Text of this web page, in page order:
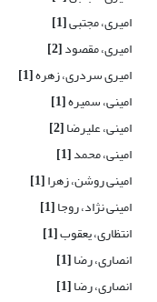
امیری، مجتبی[1]
امیری، مقصود[2]
امیری سردری، زهره[1]
امینی، سمیره[1]
امینی، علیرضا[2]
امینی، محمد[1]
امینی روشن، زهرا[1]
امینی نژاد، روجا[1]
انتظاری، یعقوب[1]
انصاری، رضا[1]
انصاری، رضا[1]